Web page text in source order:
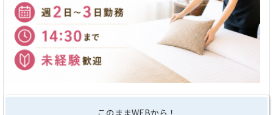
このままWEBから！